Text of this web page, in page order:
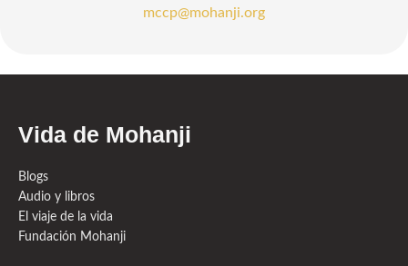
mccp@mohanji.org
Vida de Mohanji
Blogs
Audio y libros
El viaje de la vida
Fundación Mohanji